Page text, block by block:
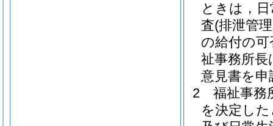
ときは，
査(排泄管
の給付の
祉事務所
意見書を
2
福祉事務
を決定し